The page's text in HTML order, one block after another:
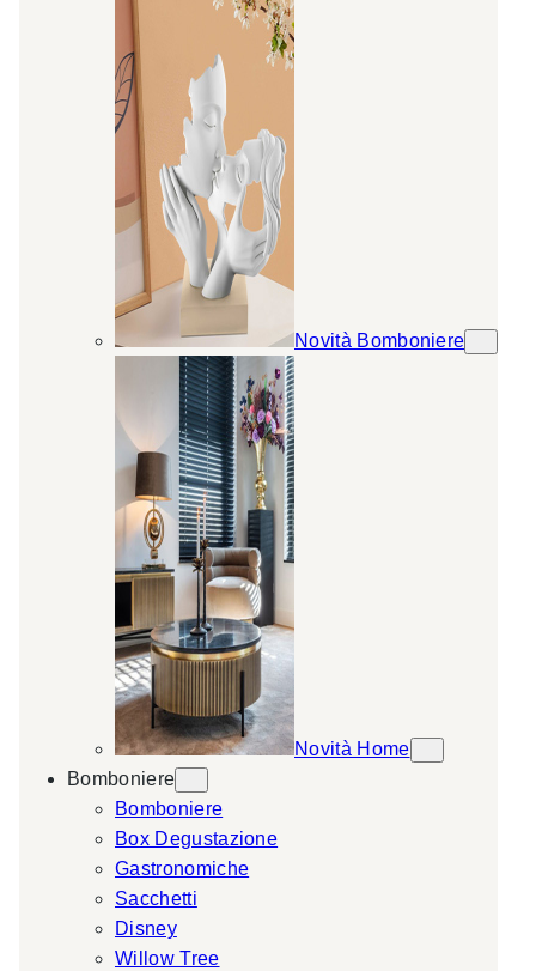
Novità Bomboniere
Novità Home
Bomboniere
Bomboniere
Box Degustazione
Gastronomiche
Sacchetti
Disney
Willow Tree